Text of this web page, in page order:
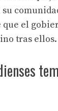
que el
tras ellos.